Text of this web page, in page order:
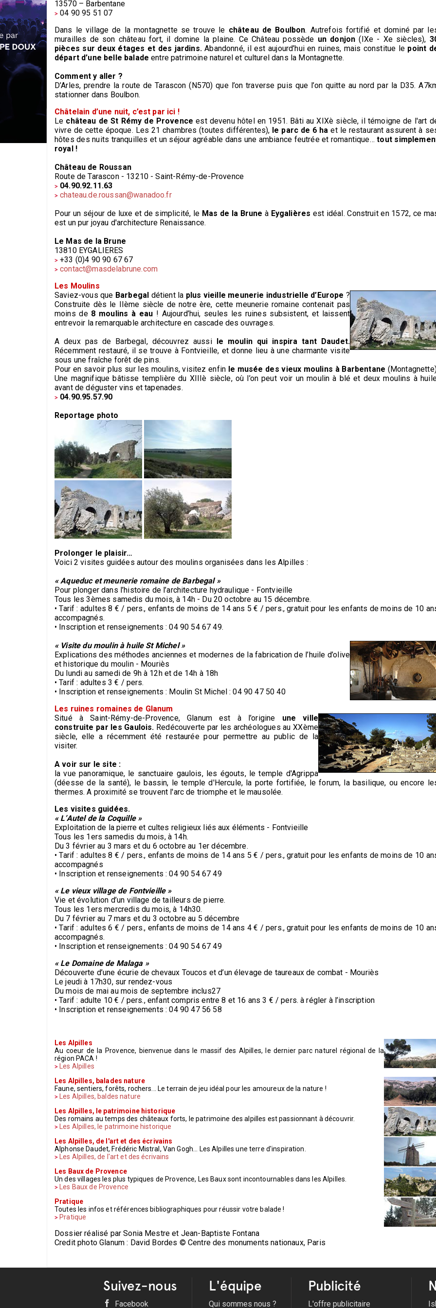
13570 – Barbentane
04 90 95 51 07
Dans le village de la montagnette se trouve le château de Boulbon. Autrefois fortifié et dominé par
murailles de son château fort, il domine la plaine. Ce Château possède un donjon(IXe - Xe siècles),
pièces sur deux étages et des jardins.Abandonné, il est aujourd’hui en ruines, mais constitue le point
départ d’une belle baladeentre patrimoine naturel et culturel dans la Montagnette.
Comment y aller ?
D’Arles, prendre la route de Tarascon (N570) que l’on traverse puis que l’on quitte au nord par la D35.
stationner dans Boulbon.
Châtelain d’une nuit, c’est par ici !
Le château de St Rémy de Provence est devenu hôtel en 1951. Bâti au XIXè siècle, il témoigne de l'art
vivre de cette époque. Les 21 chambres (toutes différentes), le parc de 6 ha et le restaurant assurent à
hôtes des nuits tranquilles et un séjour agréable dans une ambiance feutrée et romantique…tout
royal !
Château de Roussan
Route de Tarascon - 13210 - Saint-Rémy-de-Provence
04.90.92.11.63
chateau.de.roussan@wanadoo.fr
Pour un séjour de luxe et de simplicité, le Mas de la Brune à Eygalières est idéal. Construit en 1572, ce
est un pur joyau d'architecture Renaissance.
Le Mas de la Brune
13810 EYGALIERES
+33 (0)4 90 90 67 67
contact@masdelabrune.com
Les Moulins
Saviez-vous que Barbegal détient la plus vieille meunerie industrielle d’Europe ?
Construite dès le IIème siècle de notre ère, cette meunerie romaine contenait pas
moins de8 moulins à eau ! Aujourd’hui, seules les ruines subsistent, et laissent
entrevoir la remarquable architecture en cascade des ouvrages.
A deux pas de Barbegal, découvrez aussile moulin qui inspira tant Daudet.
Récemment restauré, il se trouve à Fontvieille, et donne lieu à une charmante visite
sous une fraîche forêt de pins.
Pour en savoir plus sur les moulins, visitez enfin le musée des vieux moulins à Barbentane
Une magnifique bâtisse templière du XIIIè siècle, où l’on peut voir un moulin à blé et deux moulins à
avant de déguster vins et tapenades.
04.90.95.57.90
Reportage photo
Prolonger le plaisir…
Voici 2 visites guidées autour des moulins organisées dans les Alpilles :
« Aqueduc et meunerie romaine de Barbegal »
Pour plonger dans l’histoire de l’architecture hydraulique - Fontvieille
Tous les 3èmes samedis du mois, à 14h - Du 20 octobre au 15 décembre.
• Tarif : adultes 8 € / pers., enfants de moins de 14 ans 5 € / pers., gratuit pour les enfants de moins de 10
accompagnés.
• Inscription et renseignements : 04 90 54 67 49.
« Visite du moulin à huile St Michel »
Explications des méthodes anciennes et modernes de la fabrication de l’huile d’olive
et historique du moulin - Mouriès
Du lundi au samedi de 9h à 12h et de 14h à 18h
• Tarif : adultes 3 € / pers.
• Inscription et renseignements : Moulin St Michel : 04 90 47 50 40
Les ruines romaines de Glanum
Situé à Saint-Rémy-de-Provence, Glanum est à l’origine une ville
construite par les Gaulois. Redécouverte par les archéologues au XXème
siècle, elle a récemment été restaurée pour permettre au public de la
visiter.
A voir sur le site :
la vue panoramique, le sanctuaire gaulois, les égouts, le temple d'Agrippa
(déesse de la santé), le bassin, le temple d'Hercule, la porte fortifiée, le forum, la basilique, ou encore
thermes. A proximité se trouvent l'arc de triomphe et le mausolée.
Les visites guidées.
« L’Autel de la Coquille »
Exploitation de la pierre et cultes religieux liés aux éléments - Fontvieille
Tous les 1ers samedis du mois, à 14h.
Du 3 février au 3 mars et du 6 octobre au 1er décembre.
• Tarif : adultes 8 € / pers., enfants de moins de 14 ans 5 € / pers., gratuit pour les enfants de moins de 10
accompagnés
• Inscription et renseignements : 04 90 54 67 49
« Le vieux village de Fontvieille »
Vie et évolution d’un village de tailleurs de pierre.
Tous les 1ers mercredis du mois, à 14h30.
Du 7 février au 7 mars et du 3 octobre au 5 décembre
• Tarif : adultes 6 € / pers., enfants de moins de 14 ans 4 € / pers., gratuit pour les enfants de moins de 10
accompagnés.
• Inscription et renseignements : 04 90 54 67 49
« Le Domaine de Malaga »
Découverte d’une écurie de chevaux Toucos et d’un élevage de taureaux de combat - Mouriès
Le jeudi à 17h30, sur rendez-vous
Du mois de mai au mois de septembre inclus27
• Tarif : adulte 10 € / pers., enfant compris entre 8 et 16 ans 3 € / pers. à régler à l’inscription
• Inscription et renseignements : 04 90 47 56 58
Les Alpilles
Au coeur de la Provence, bienvenue dans le massif des Alpilles, le dernier parc naturel régional de la
région PACA !
Les Alpilles
Les Alpilles, balades nature
Faune, sentiers, forêts, rochers... Le terrain de jeu idéal pour les amoureux de la nature !
Les Alpilles, baldes nature
Les Alpilles, le patrimoine historique
Des romains au temps des châteaux forts, le patrimoine des alpilles est passionnant à découvrir.
Les Alpilles, le patrimoine historique
Les Alpilles, de l'art et des écrivains
Alphonse Daudet, Frédéric Mistral, Van Gogh... Les Alpilles une terre d'inspiration.
Les Alpilles, de l'art et des écrivains
Les Baux de Provence
Un des villages les plus typiques de Provence, Les Baux sont incontournables dans les Alpilles.
Les Baux de Provence
Pratique
Toutes les infos et références bibliographiques pour réussir votre balade !
Pratique
Dossier réalisé par Sonia Mestre et Jean-Baptiste Fontana
Credit photo Glanum : David Bordes © Centre des monuments nationaux, Paris
Suivez-nous
Facebook
L'équipe
Qui sommes nous ?
Publicité
L'offre publicitaire